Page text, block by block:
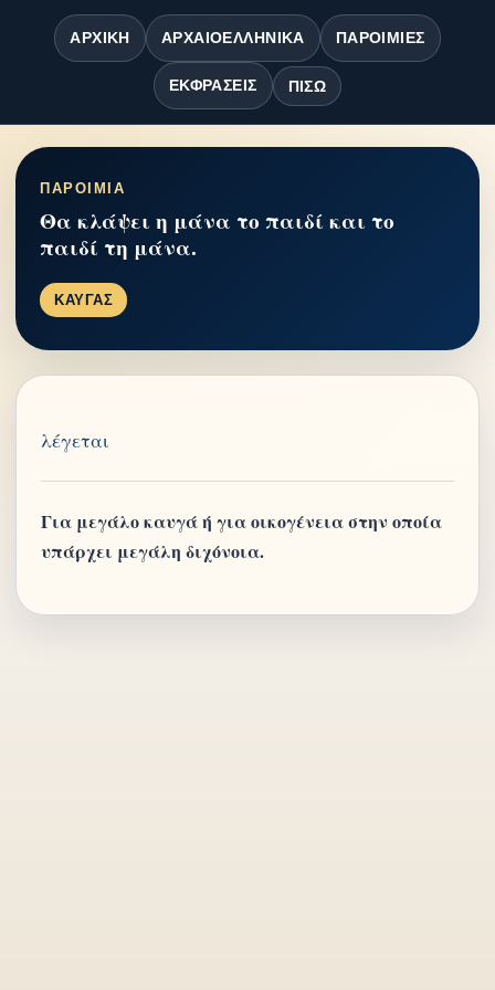
ΑΡΧΙΚΉ ΑΡΧΑΙΟΕΛΛΗΝΙΚΆ ΠΑΡΟΙΜΊΕΣ
ΕΚΦΡΆΣΕΙΣ ΠΊΣΩ
ΠΑΡΟΙΜΙΑ
Θα κλάψει η μάνα το παιδί και το
παιδί τη μάνα.
ΚΑΥΓΑΣ
λέγεται
Για μεγάλο καυγά ή για οικογένεια στην οποία
υπάρχει μεγάλη διχόνοια.